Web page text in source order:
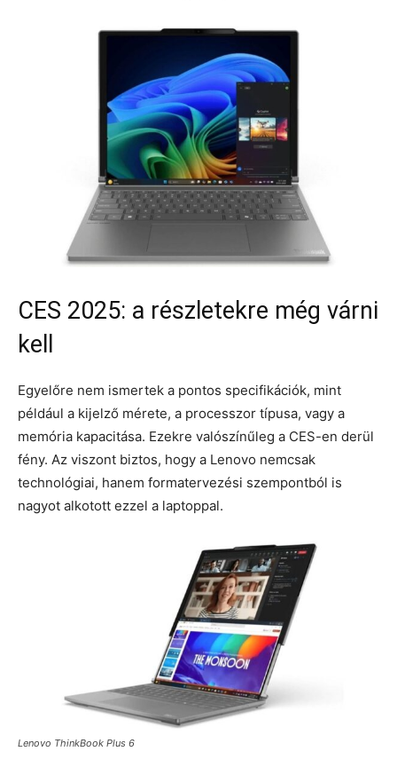
CES 2025: a részletekre még várni
kell
Egyelőre nem ismertek a pontos specifikációk, mint
például a kijelző mérete, a processzor típusa, vagy a
memória kapacitása. Ezekre valószínűleg a CES-en derül
fény. Az viszont biztos, hogy a Lenovo nemcsak
technológiai, hanem formatervezési szempontból is
nagyot alkotott ezzel a laptoppal.
Lenovo ThinkBook Plus 6